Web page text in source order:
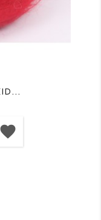
favorite